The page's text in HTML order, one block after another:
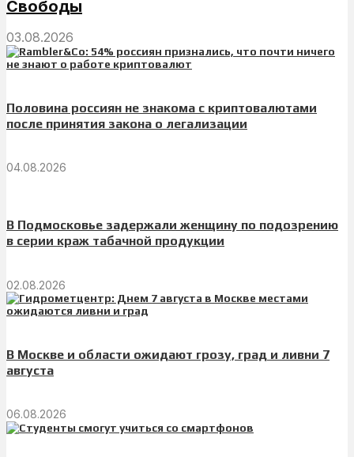
Свободы
03.08.2026
Половина россиян не знакома с криптовалютами
после принятия закона о легализации
04.08.2026
В Подмосковье задержали женщину по подозрению
в серии краж табачной продукции
02.08.2026
В Москве и области ожидают грозу, град и ливни 7
августа
06.08.2026